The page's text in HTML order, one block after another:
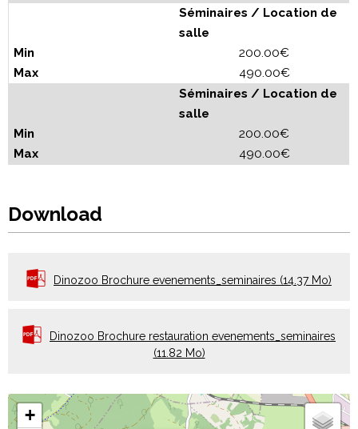
Séminaires / Location de
salle
200.00€
490.00€
Séminaires / Location de
salle
200.00€
490.00€
Download
Dinozoo Brochure evenements_seminaires (14.37 Mo)
Dinozoo Brochure restauration evenements_seminaires
(11.82 Mo)
+